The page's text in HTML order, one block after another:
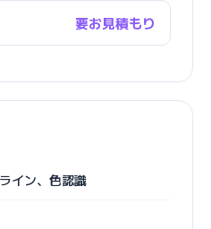
要お見積もり
イン、色認識